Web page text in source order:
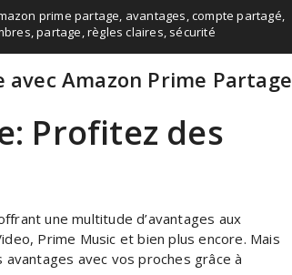
prime partage, avantages,compte partagé,
,partage,règles claires, sécurité
avec Amazon Prime Partage
Profitez des
une multitude d’avantages aux
Prime Music et bien plus encore. Mais
avec vos proches grâce à